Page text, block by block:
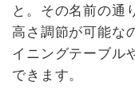
と。その名前の通
高さ調節が可能な
イニングテーブル
できます。